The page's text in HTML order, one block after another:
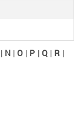
| N | O | P | Q | R |